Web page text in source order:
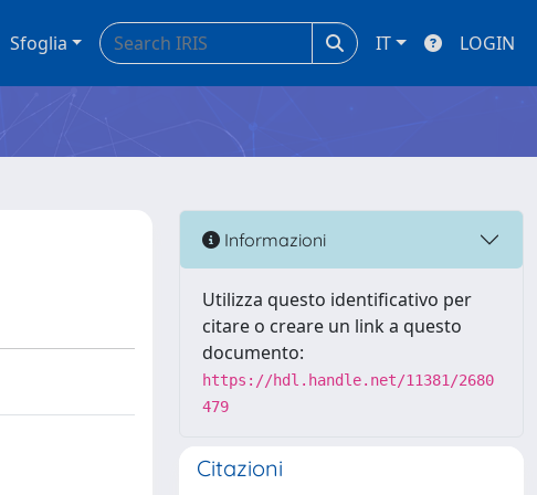
Sfoglia IT LOGIN
Informazioni
Utilizza questo identificativo per
citare o creare un link a questo
documento:
https://hdl.handle.net/11381/2680
479
Citazioni